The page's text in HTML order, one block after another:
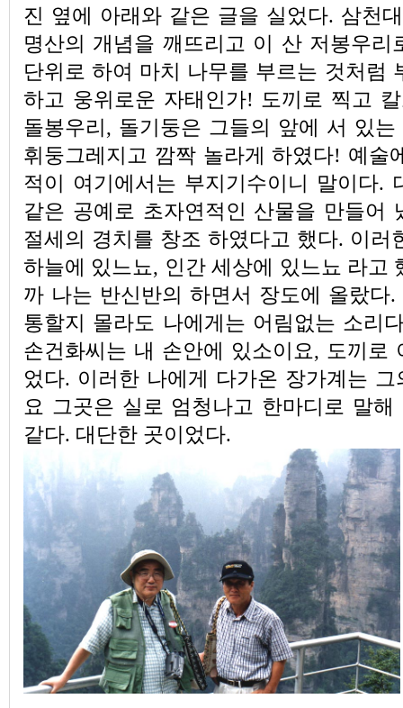
진 옆에 아래와 같은 글을 실었다. 삼천
명산의 개념을 깨뜨리고 이 산 저봉우리
단위로 하여 마치 나무를 부르는 것처럼
하고 웅위로운 자태인가! 도끼로 찍고
돌봉우리, 돌기둥은 그들의 앞에 서 있
휘둥그레지고 깜짝 놀라게 하였다! 예술
적이 여기에서는 부지기수이니 말이다.
같은 공예로 초자연적인 산물을 만들어
절세의 경치를 창조 하였다고 했다. 이
하늘에 있느뇨, 인간 세상에 있느뇨 라고
까 나는 반신반의 하면서 장도에 올랐다
통할지 몰라도 나에게는 어림없는 소리
손건화씨는 내 손안에 있소이요, 도끼로
었다. 이러한 나에게 다가온 장가계는
요 그곳은 실로 엄청나고 한마디로 말
같다. 대단한 곳이었다.